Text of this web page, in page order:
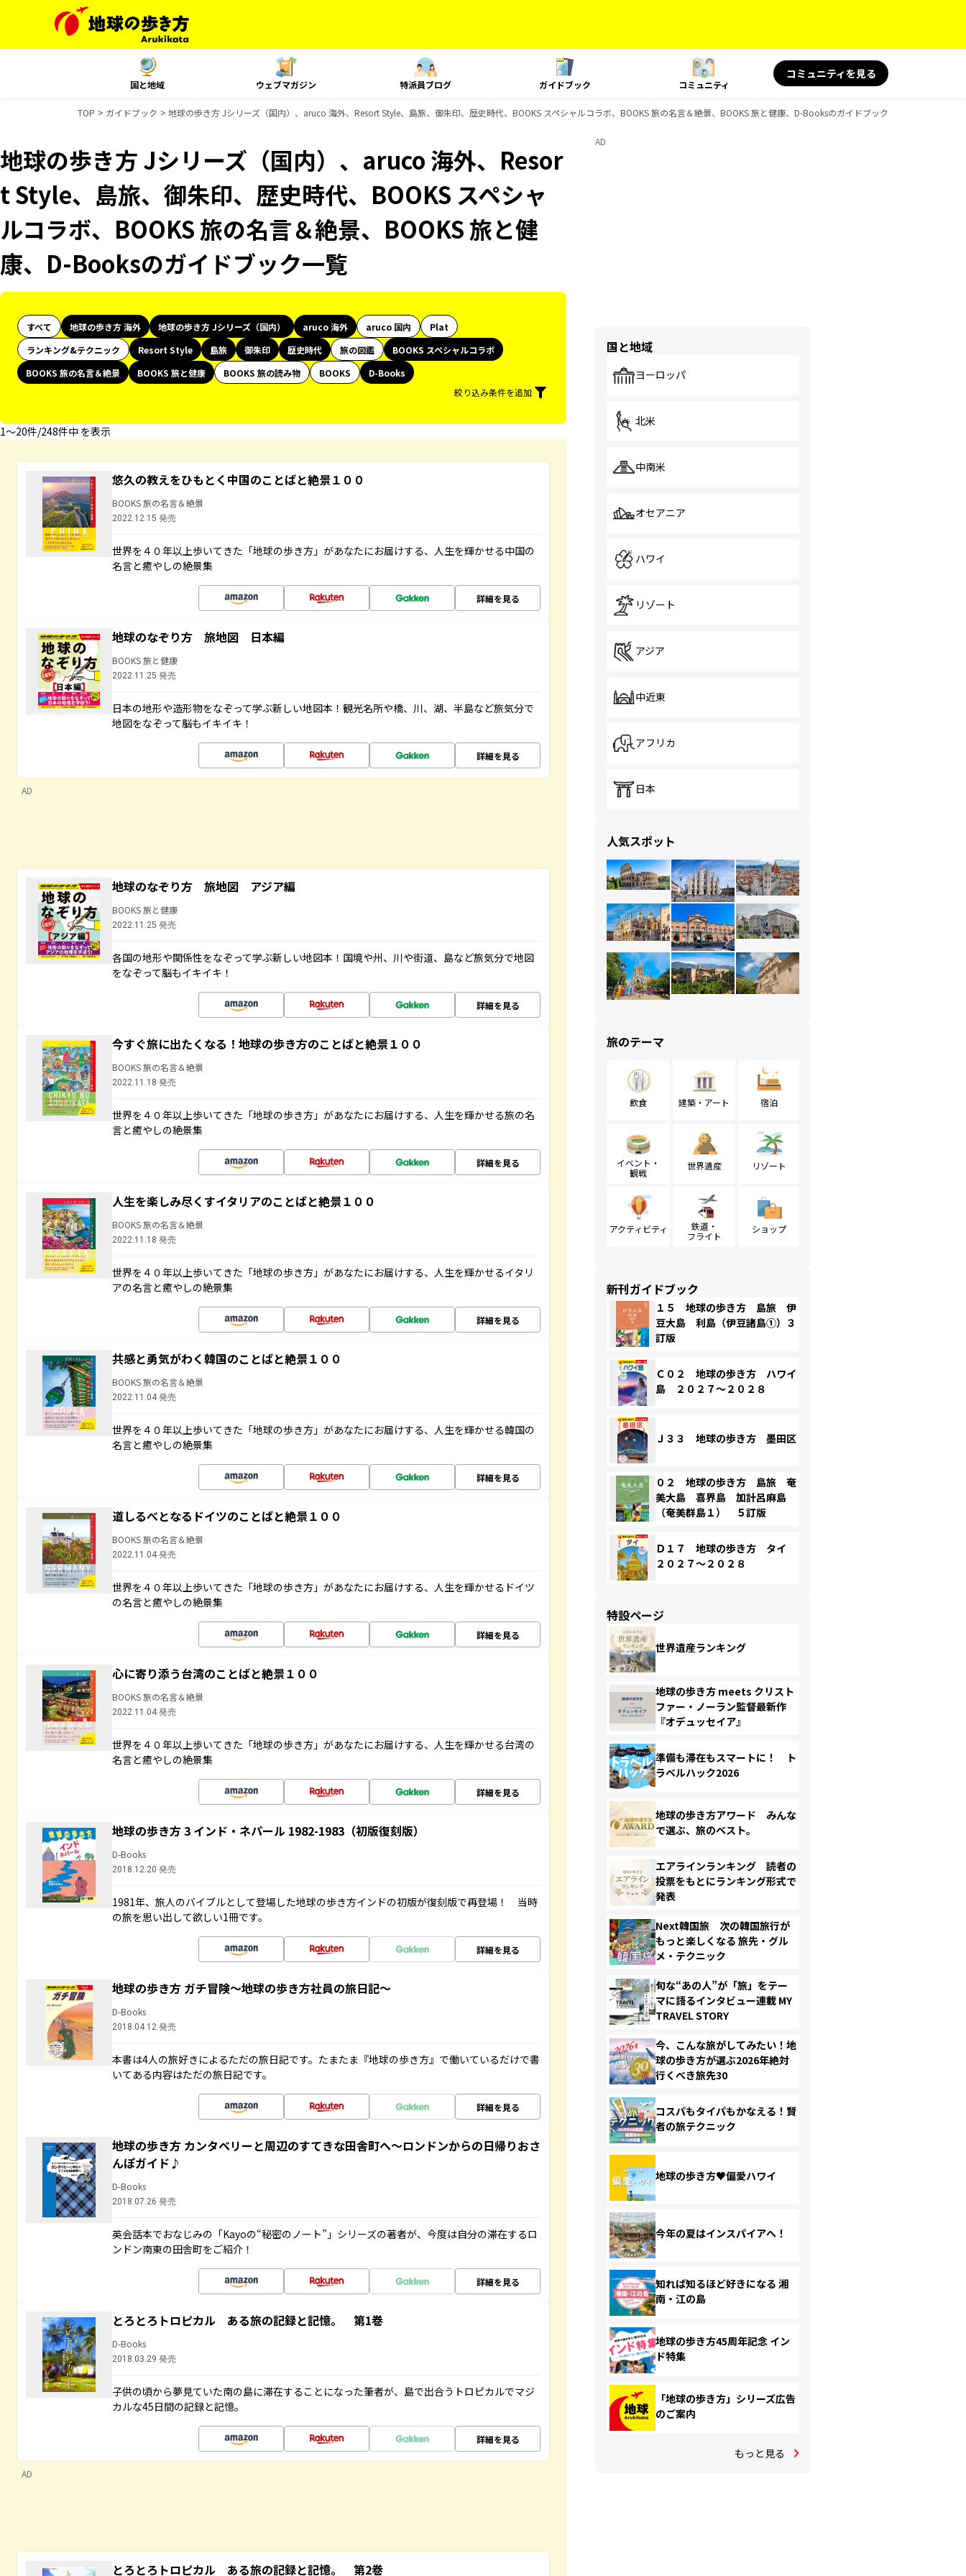
国と地域 ウェブマガジン 特派員ブログ ガイドブック コミュニティ
コミュニティを見る
TOP ガイドブック 地球の歩き方 Jシリーズ（国内）、aruco 海外、Resort Style、島旅、御朱印、歴史時代、BOOKS スペシャルコラボ、BOOKS 旅の名言＆絶景、BOOKS 旅と健康、D-Booksのガイドブック一覧
地球の歩き方 Jシリーズ（国内）、aruco 海外、Resor
t Style、島旅、御朱印、歴史時代、BOOKS スペシャ
ルコラボ、BOOKS 旅の名言＆絶景、BOOKS 旅と健
康、D-Booksのガイドブック一覧
すべて 地球の歩き方 海外 地球の歩き方 Jシリーズ（国内） aruco 海外 aruco 国内
Plat
ランキング&テクニック
Resort Style 島旅 御朱印 歴史時代 旅の図鑑
BOOKS スペシャルコラボ
BOOKS 旅の名言＆絶景
BOOKS 旅と健康 BOOKS 旅の読み物 BOOKS
D-Books
絞り込み条件を追加
1〜20件/248件中 を表示
悠久の教えをひもとく中国のことばと絶景１００
BOOKS 旅の名言＆絶景
2022.12.15 発売
世界を４０年以上歩いてきた「地球の歩き方」があなたにお届けする、人生を輝かせる中国の
名言と癒やしの絶景集
詳細を見る
地球のなぞり方 旅地図 日本編
BOOKS 旅と健康
2022.11.25 発売
日本の地形や造形物をなぞって学ぶ新しい地図本！観光名所や橋、川、湖、半島など旅気分で
地図をなぞって脳もイキイキ！
詳細を見る
AD
地球のなぞり方 旅地図 アジア編
BOOKS 旅と健康
2022.11.25 発売
各国の地形や関係性をなぞって学ぶ新しい地図本！国境や州、川や街道、島など旅気分で地図
をなぞって脳もイキイキ！
詳細を見る
今すぐ旅に出たくなる！地球の歩き方のことばと絶景１００
BOOKS 旅の名言＆絶景
2022.11.18 発売
世界を４０年以上歩いてきた「地球の歩き方」があなたにお届けする、人生を輝かせる旅の名
言と癒やしの絶景集
詳細を見る
人生を楽しみ尽くすイタリアのことばと絶景１００
BOOKS 旅の名言＆絶景
2022.11.18 発売
世界を４０年以上歩いてきた「地球の歩き方」があなたにお届けする、人生を輝かせるイタリ
アの名言と癒やしの絶景集
詳細を見る
共感と勇気がわく韓国のことばと絶景１００
BOOKS 旅の名言＆絶景
2022.11.04 発売
世界を４０年以上歩いてきた「地球の歩き方」があなたにお届けする、人生を輝かせる韓国の
名言と癒やしの絶景集
詳細を見る
道しるべとなるドイツのことばと絶景１００
BOOKS 旅の名言＆絶景
2022.11.04 発売
世界を４０年以上歩いてきた「地球の歩き方」があなたにお届けする、人生を輝かせるドイツ
の名言と癒やしの絶景集
詳細を見る
心に寄り添う台湾のことばと絶景１００
BOOKS 旅の名言＆絶景
2022.11.04 発売
世界を４０年以上歩いてきた「地球の歩き方」があなたにお届けする、人生を輝かせる台湾の
名言と癒やしの絶景集
詳細を見る
地球の歩き方 3 インド・ネパール 1982-1983（初版復刻版）
D-Books
2018.12.20 発売
1981年、旅人のバイブルとして登場した地球の歩き方インドの初版が復刻版で再登場！ 当時
の旅を思い出して欲しい1冊です。
詳細を見る
地球の歩き方 ガチ冒険～地球の歩き方社員の旅日記～
D-Books
2018.04.12 発売
本書は4人の旅好きによるただの旅日記です。たまたま『地球の歩き方』で働いているだけで書
いてある内容はただの旅日記です。
詳細を見る
地球の歩き方 カンタベリーと周辺のすてきな田舎町へ～ロンドンからの日帰りおさ
んぽガイド♪
D-Books
2018.07.26 発売
英会話本でおなじみの「Kayoの“秘密のノート”」シリーズの著者が、今度は自分の滞在するロ
ンドン南東の田舎町をご紹介！
詳細を見る
とろとろトロピカル ある旅の記録と記憶。 第1巻
D-Books
2018.03.29 発売
子供の頃から夢見ていた南の島に滞在することになった筆者が、島で出合うトロピカルでマジ
カルな45日間の記録と記憶。
詳細を見る
AD
とろとろトロピカル ある旅の記録と記憶。 第2巻
AD
国と地域
ヨーロッパ
北米
中南米
オセアニア
ハワイ
リゾート
アジア
中近東
アフリカ
日本
人気スポット
旅のテーマ
飲食 建築・アート 宿泊
イベント・
観戦
世界遺産 リゾート
アクティビティ
鉄道・
フライト
ショップ
新刊ガイドブック
１５ 地球の歩き方 島旅 伊
豆大島 利島（伊豆諸島①）３
訂版
Ｃ０２ 地球の歩き方 ハワイ
島 ２０２７～２０２８
Ｊ３３ 地球の歩き方 墨田区
０２ 地球の歩き方 島旅 奄
美大島 喜界島 加計呂麻島
（奄美群島１） ５訂版
Ｄ１７ 地球の歩き方 タイ
２０２７～２０２８
特設ページ
世界遺産ランキング
地球の歩き方 meets クリスト
ファー・ノーラン監督最新作
『オデュッセイア』
準備も滞在もスマートに！ ト
ラベルハック2026
地球の歩き方アワード みんな
で選ぶ、旅のベスト。
エアラインランキング 読者の
投票をもとにランキング形式で
発表
Next韓国旅 次の韓国旅行が
もっと楽しくなる 旅先・グル
メ・テクニック
旬な“あの人”が「旅」をテー
マに語るインタビュー連載 MY
TRAVEL STORY
今、こんな旅がしてみたい！地
球の歩き方が選ぶ2026年絶対
行くべき旅先30
コスパもタイパもかなえる！賢
者の旅テクニック
地球の歩き方♥偏愛ハワイ
今年の夏はインスパイアへ！
知れば知るほど好きになる 湘
南・江の島
地球の歩き方45周年記念 イン
ド特集
「地球の歩き方」シリーズ広告
のご案内
もっと見る